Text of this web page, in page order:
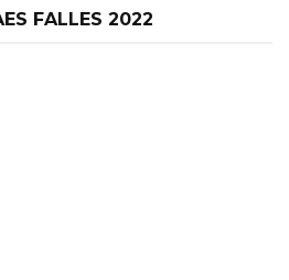
FALLES 2022